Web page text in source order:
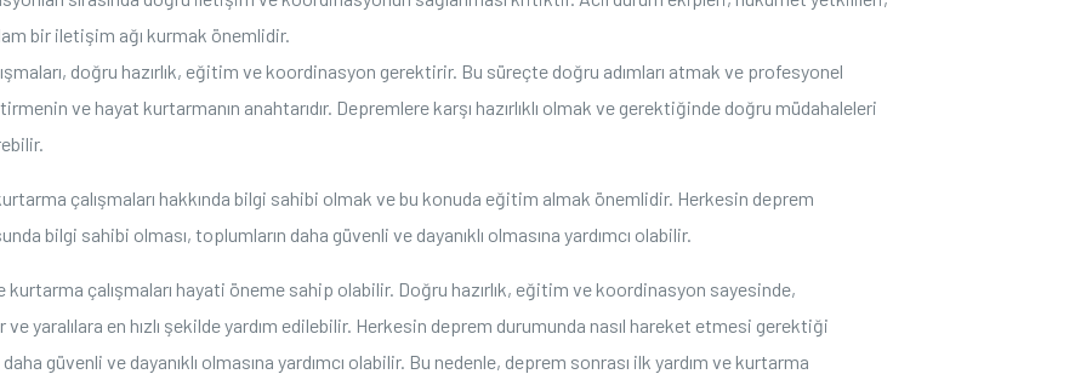
bir iletişim ağı kurmak önemlidir.
doğru hazırlık, eğitim ve koordinasyon gerektirir. Bu süreçte doğru adımları atmak ve profesyonel
ve hayat kurtarmanın anahtarıdır. Depremlere karşı hazırlıklı olmak ve gerektiğinde doğru müdahaleleri
çalışmaları hakkında bilgi sahibi olmak ve bu konuda eğitim almak önemlidir. Herkesin deprem
bilgi sahibi olması, toplumların daha güvenli ve dayanıklı olmasına yardımcı olabilir.
kurtarma çalışmaları hayati öneme sahip olabilir. Doğru hazırlık, eğitim ve koordinasyon sayesinde,
yaralılara en hızlı şekilde yardım edilebilir. Herkesin deprem durumunda nasıl hareket etmesi gerektiği
güvenli ve dayanıklı olmasına yardımcı olabilir. Bu nedenle, deprem sonrası ilk yardım ve kurtarma